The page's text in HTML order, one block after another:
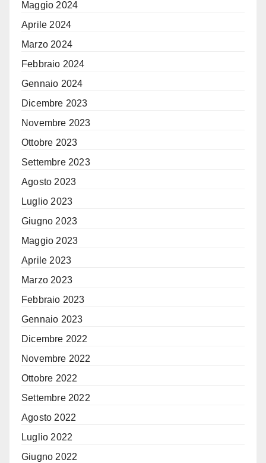
Maggio 2024
Aprile 2024
Marzo 2024
Febbraio 2024
Gennaio 2024
Dicembre 2023
Novembre 2023
Ottobre 2023
Settembre 2023
Agosto 2023
Luglio 2023
Giugno 2023
Maggio 2023
Aprile 2023
Marzo 2023
Febbraio 2023
Gennaio 2023
Dicembre 2022
Novembre 2022
Ottobre 2022
Settembre 2022
Agosto 2022
Luglio 2022
Giugno 2022